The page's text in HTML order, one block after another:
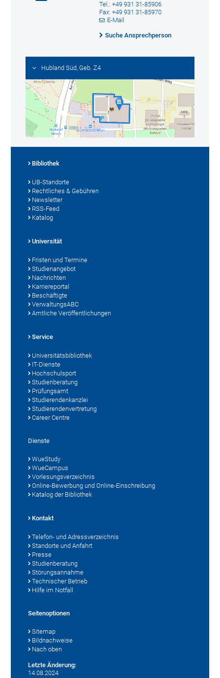
Tel.: +49 931 31-85906
Fax: +49 931 31-85970
E-Mail
Suche Ansprechperson
Hubland Süd, Geb. Z4
Bibliothek
UB-Standorte
Rechtliches & Gebühren
Newsletter
RSS-Feed
Katalog
Universität
Fristen und Termine
Studienangebot
Nachrichten
Karriereportal
Beschäftigte
VerwaltungsABC
Amtliche Veröffentlichungen
Service
Universitätsbibliothek
IT-Dienste
Hochschulsport
Studienberatung
Prüfungsamt
Studierendenkanzlei
Studierendenvertretung
Career Centre
Dienste
WueStudy
WueCampus
Vorlesungsverzeichnis
Online-Bewerbung und Online-Einschreibung
Katalog der Bibliothek
Kontakt
Telefon- und Adressverzeichnis
Standorte und Anfahrt
Presse
Studienberatung
Störungsannahme
Technischer Betrieb
Hilfe im Notfall
Seitenoptionen
Sitemap
Bildnachweise
Nach oben
Letzte Änderung:
14.08.2024